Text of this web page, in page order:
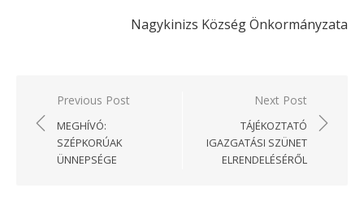
Nagykinizs Község Önkormányzata
Bejegyzés
navigáció
Previous Post
MEGHÍVÓ:
SZÉPKORÚAK
ÜNNEPSÉGE
Next Post
TÁJÉKOZTATÓ
IGAZGATÁSI SZÜNET
ELRENDELÉSÉRŐL